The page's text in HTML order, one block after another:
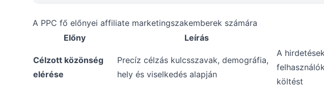
A PPC fő előnyei affiliate marketingszakemberek számára
Előny
Leírás
Célzott közönség
elérése
Precíz célzás kulcsszavak, demográfia,
hely és viselkedés alapján
A
költést